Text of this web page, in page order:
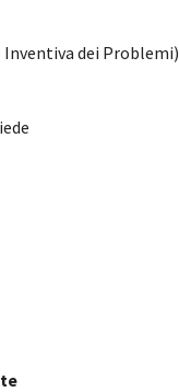
dei Problemi)